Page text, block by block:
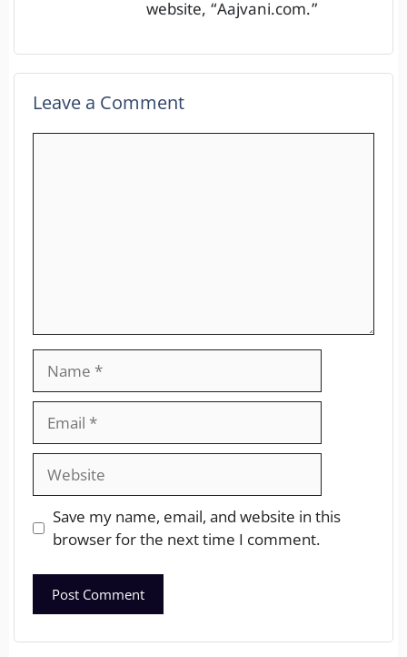
website, “Aajvani.com.”
Leave a Comment
Save my name, email, and website in this
browser for the next time I comment.